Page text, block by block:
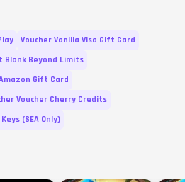
Voucher Vanilla Visa Gift Card
Blank Beyond Limits
Gift Card
Voucher Cherry Credits
(SEA Only)